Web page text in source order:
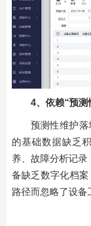
4、依赖“预测
预测性维护
的基础数据缺乏
养、故障分析记
备缺乏数字化档
路径而忽略了设备